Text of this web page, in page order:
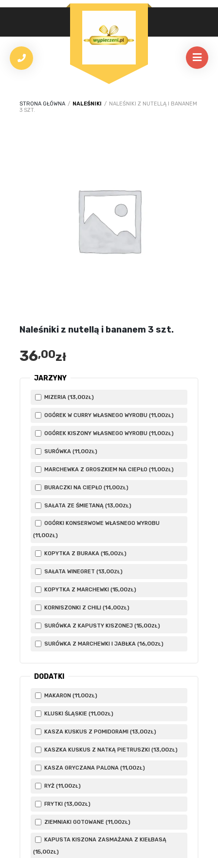
STRONA GŁÓWNA / NALEŚNIKI / NALEŚNIKI Z NUTELLĄ I BANANEM
3 SZT.
Naleśniki z nutellą i bananem 3 szt.
36,00zł
JARZYNY
MIZERIA (13,00ZŁ)
OGÓREK W CURRY WŁASNEGO WYROBU (11,00ZŁ)
OGÓREK KISZONY WŁASNEGO WYROBU (11,00ZŁ)
SURÓWKA (11,00ZŁ)
MARCHEWKA Z GROSZKIEM NA CIEPŁO (11,00ZŁ)
BURACZKI NA CIEPŁO (11,00ZŁ)
SAŁATA ZE ŚMIETANĄ (13,00ZŁ)
OGÓRKI KONSERWOWE WŁASNEGO WYROBU
(11,00ZŁ)
KOPYTKA Z BURAKA (15,00ZŁ)
SAŁATA WINEGRET (13,00ZŁ)
KOPYTKA Z MARCHEWKI (15,00ZŁ)
KORNISZONKI Z CHILI (14,00ZŁ)
SURÓWKA Z KAPUSTY KISZONEJ (15,00ZŁ)
SURÓWKA Z MARCHEWKI I JABŁKA (16,00ZŁ)
DODATKI
MAKARON (11,00ZŁ)
KLUSKI ŚLĄSKIE (11,00ZŁ)
KASZA KUSKUS Z POMIDORAMI (13,00ZŁ)
KASZKA KUSKUS Z NATKĄ PIETRUSZKI (13,00ZŁ)
KASZA GRYCZANA PALONA (11,00ZŁ)
RYŻ (11,00ZŁ)
FRYTKI (13,00ZŁ)
ZIEMNIAKI GOTOWANE (11,00ZŁ)
KAPUSTA KISZONA ZASMAŻANA Z KIEŁBASĄ
(15,00ZŁ)